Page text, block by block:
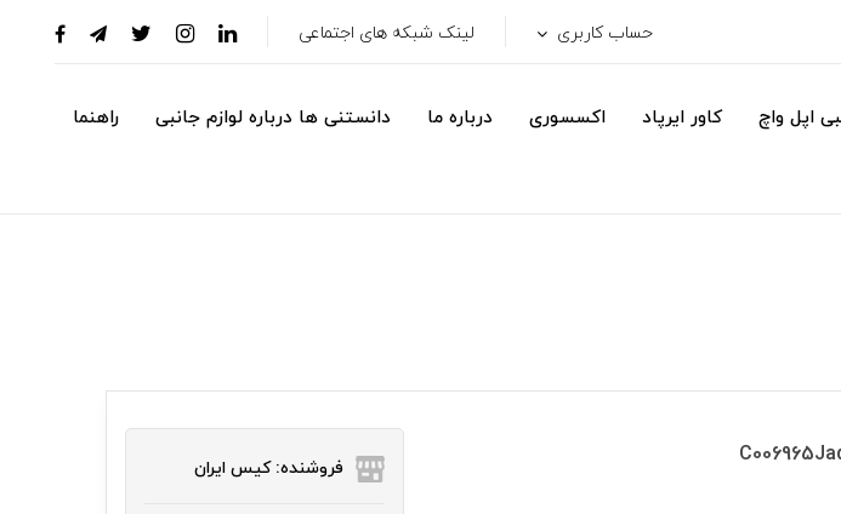
حساب کاربری لینک شبکه های اجتماعی
اپل واچ کاور ایرپاد اکسسوری درباره ما دانستنی ها درباره لوازم جانبی راهنما
فروشنده: کیس ایران